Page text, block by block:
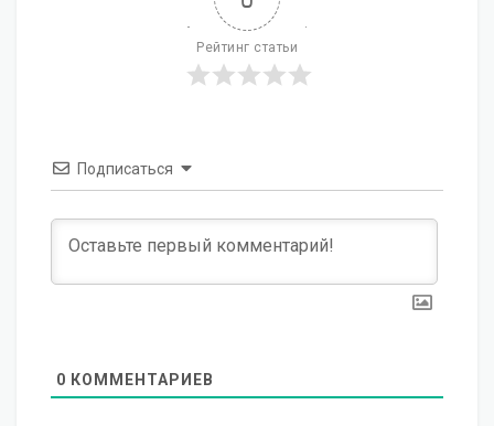
Рейтинг статьи
Подписаться
0 КОММЕНТАРИЕВ